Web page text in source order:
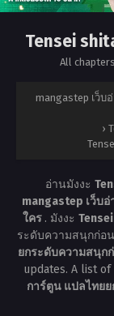
Tensei
All
mangastep เว็
›
อ่านมังงะ
mangastep เว็บ
ใคร . มังงะ
ระดับความสนุกก่อ
ยกระดับความสนุก
updates. A list
การ์ตูน แปลไทย